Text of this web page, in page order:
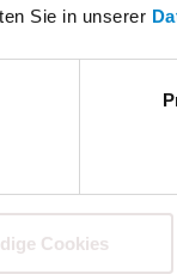
Sie in unserer
Cookies
letzten